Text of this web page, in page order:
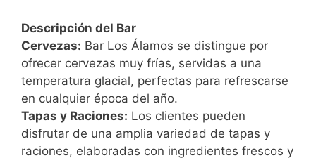
Descripción del Bar
Cervezas: Bar Los Álamos se distingue por
ofrecer cervezas muy frías, servidas a una
temperatura glacial, perfectas para refrescarse
en cualquier época del año.
Tapas y Raciones: Los clientes pueden
disfrutar de una amplia variedad de tapas y
raciones, elaboradas con ingredientes frescos y